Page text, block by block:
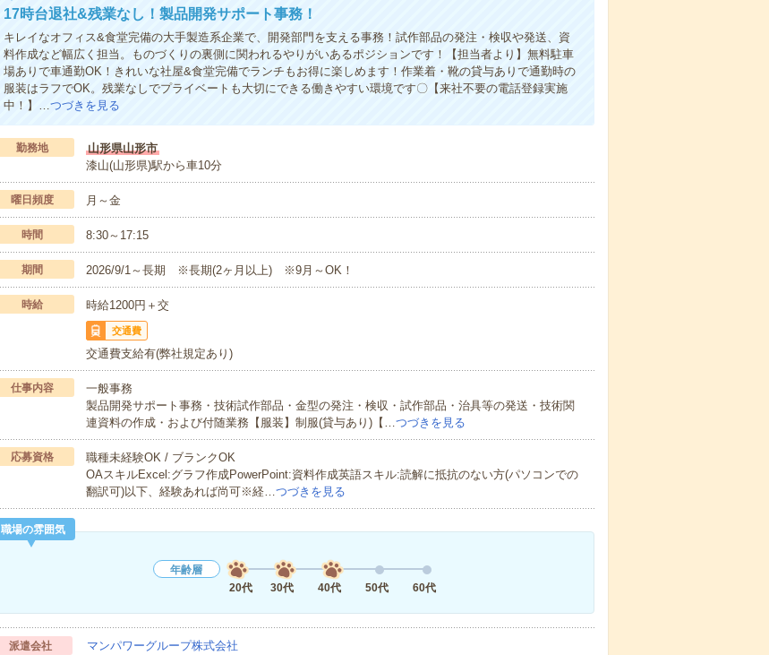
17時台退社&残業なし！製品開発サポート事務！
キレイなオフィス&食堂完備の大手製造系企業で、開発部門を支える事務！試作部品の発注・検収や発送、資
料作成など幅広く担当。ものづくりの裏側に関われるやりがいあるポジションです！【担当者より】無料駐車
場ありで車通勤OK！きれいな社屋&食堂完備でランチもお得に楽しめます！作業着・靴の貸与ありで通勤時の
服装はラフでOK。残業なしでプライベートも大切にできる働きやすい環境です〇【来社不要の電話登録実施
中！】…つづきを見る
勤務地
山形県山形市
漆山(山形県)駅から車10分
曜日頻度 月～金
時間 8:30～17:15
期間 2026/9/1～長期 ※長期(2ヶ月以上) ※9月～OK！
時給 時給1200円＋交
交通費
交通費支給有(弊社規定あり)
仕事内容
一般事務
製品開発サポート事務・技術試作部品・金型の発注・検収・試作部品・治具等の発送・技術関
連資料の作成・および付随業務【服装】制服(貸与あり)【…つづきを見る
応募資格
職種未経験OK / ブランクOK
OAスキルExcel:グラフ作成PowerPoint:資料作成英語スキル:読解に抵抗のない方(パソコンでの
翻訳可)以下、経験あれば尚可※経…つづきを見る
職場の雰囲気
年齢層
20代
30代 40代 50代 60代
派遣会社 マンパワーグループ株式会社